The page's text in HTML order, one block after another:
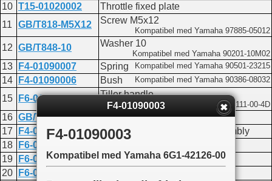
10 T15-01020002
Throttle fixed plate
11
GB/T818-M5X12 Screw M5x12
Kompatibel med Yamaha 97885-05012
12 GB/T848-10 Washer 10
Kompatibel med Yamaha 90201-10M02
13 F4-01090007 Spring Kompatibel med Yamaha 90501-23215
14 F4-01090006 Bush Kompatibel med Yamaha 90386-08032
15 F6-01020001 Tiller handle
Kompatibel med Yamaha 6BX-G2111-00-4D
16 GB/T899-M6x14
Stud bolt M6x14
17
F4-01090200
Friction adjustment knob assembly
18
F6-01000002
19
F6-01000001
Tiller handle washer
20
F6-01000003
F4-01090003
F4-01090003
Kompatibel med Yamaha 6G1-42126-00